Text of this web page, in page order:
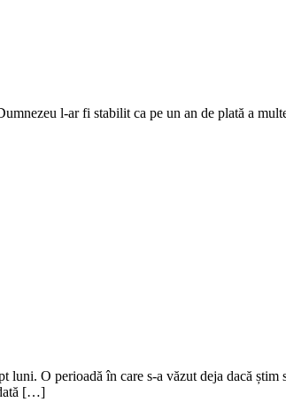
l-ar fi stabilit ca pe un an de plată a
O perioadă în care s-a văzut deja dacă
[…]